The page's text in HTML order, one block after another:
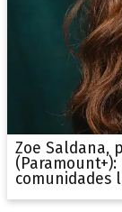
Zoe Saldana,
comunidades